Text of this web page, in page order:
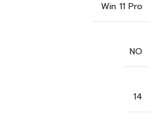
Win 11 Pro
NO
14